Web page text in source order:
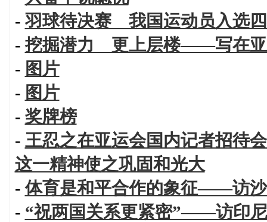
-羽球待决赛 我国运动员入选
- 挖掘潜力 更上层楼——写在亚
- 图片
- 图片
- 奖牌榜
- 王忍之在亚运会国内记者招待
这一精神使之巩固和光大
-体育是和平合作的象征——访
- “祝两国关系更紧密”——访印